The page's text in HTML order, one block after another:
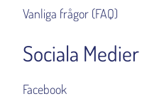
Vanliga frågor (FAQ)
Sociala Medier
Facebook